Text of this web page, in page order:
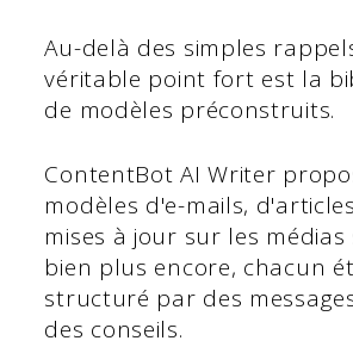
Au-delà des simples
véritable point fort est la
de modèles préconstruits.
ContentBot AI Writer
modèles d'e-mails,
mises à jour sur les médias
bien plus encore, chacun
structuré par des
des conseils.